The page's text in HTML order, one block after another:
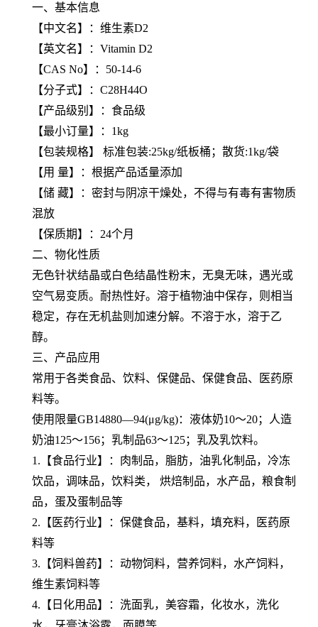
一、基本信息
【中文名】：维生素D2
【英文名】：Vitamin D2
【CAS No】：50-14-6
【分子式】：C28H44O
【产品级别】：食品级
【最小订量】：1kg
【包装规格】 标准包装:25kg/纸板桶；散货:1kg/袋
【用 量】：根据产品适量添加
【储 藏】：密封与阴凉干燥处，不得与有毒有害物质
混放
【保质期】：24个月
二、物化性质
无色针状结晶或白色结晶性粉末，无臭无味，遇光或
空气易变质。耐热性好。溶于植物油中保存，则相当
稳定，存在无机盐则加速分解。不溶于水，溶于乙
醇。
三、产品应用
常用于各类食品、饮料、保健品、保健食品、医药原
料等。
使用限量GB14880—94(μg/kg)：液体奶10～20；人造
奶油125～156；乳制品63～125；乳及乳饮料。
1.【食品行业】：肉制品，脂肪，油乳化制品，冷冻
饮品，调味品，饮料类， 烘焙制品，水产品，粮食制
品，蛋及蛋制品等
2.【医药行业】：保健食品，基料，填充料，医药原
料等
3.【饲料兽药】：动物饲料，营养饲料，水产饲料，
维生素饲料等
4.【日化用品】：洗面乳，美容霜，化妆水，洗化